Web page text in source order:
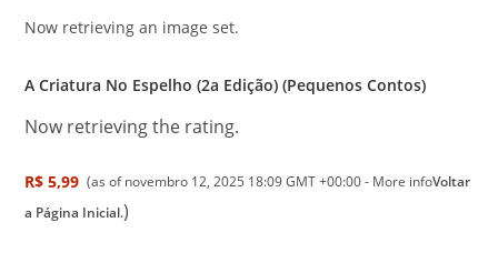
Now retrieving an image set.
A Criatura No Espelho (2a Edição) (Pequenos Contos)
Now retrieving the rating.
R$ 5,99 (as of novembro 12, 2025 18:09 GMT +00:00 - More infoVoltar
a Página Inicial.)